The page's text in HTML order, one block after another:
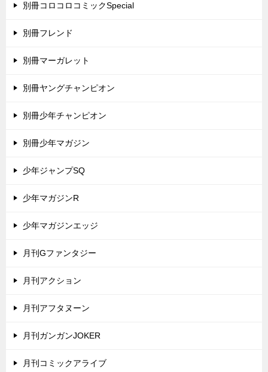
別冊コロコロコミックSpecial
別冊フレンド
別冊マーガレット
別冊ヤングチャンピオン
別冊少年チャンピオン
別冊少年マガジン
少年ジャンプSQ
少年マガジンR
少年マガジンエッジ
月刊Gファンタジー
月刊アクション
月刊アフタヌーン
月刊ガンガンJOKER
月刊コミックアライブ